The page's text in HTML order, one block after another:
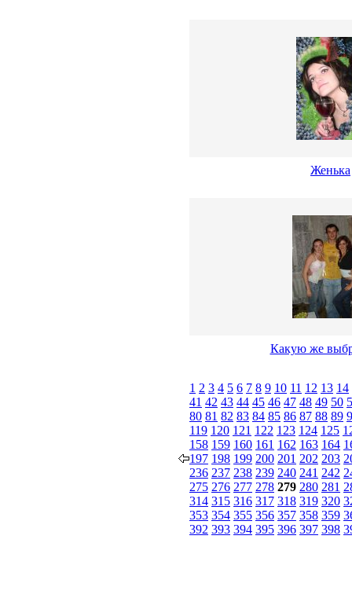
Женька
Какую же
1 2 3 4 5 6 7 8 9 10 11 12 13 14
41 42 43 44 45 46 47 48 49 50
80 81 82 83 84 85 86 87 88 89
119 120 121 122 123 124 125
158 159 160 161 162 163 164
197 198 199 200 201 202 203
236 237 238 239 240 241 242
275 276 277 278 279 280 281
314 315 316 317 318 319 320
353 354 355 356 357 358 359
392 393 394 395 396 397 398